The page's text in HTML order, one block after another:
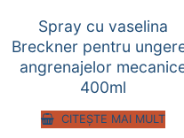
Spray cu vaselina
Breckner pentru
angrenajelor
400ml
CITEȘTE MAI MULT